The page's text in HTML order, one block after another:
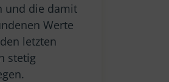
und die damit
Werte
letzten
stetig